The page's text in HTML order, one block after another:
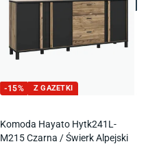
-15% Z GAZETKI
Komoda Hayato Hytk241L-
M215 Czarna / Świerk Alpejski